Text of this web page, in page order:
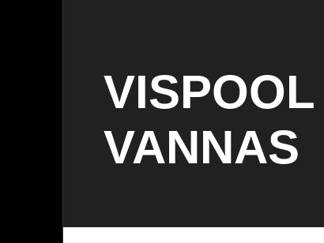
VANNAS